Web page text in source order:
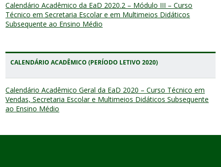
Calendário Acadêmico da EaD 2020.2 – Módulo III – Curso
Técnico em Secretaria Escolar e em Multimeios Didáticos
Subsequente ao Ensino Médio
CALENDÁRIO ACADÊMICO (PERÍODO LETIVO 2020)
Calendário Acadêmico Geral da EaD 2020 – Curso Técnico em
Vendas, Secretaria Escolar e Multimeios Didáticos Subsequente
ao Ensino Médio